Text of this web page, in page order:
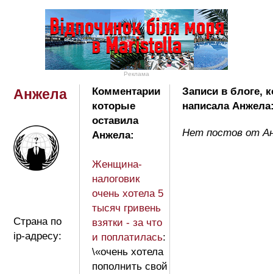
Реклама
Анжела
Страна по
ip-адресу:
Комментарии
которые
оставила
Анжела:
Женщина-
налоговик
очень хотела 5
тысяч гривень
взятки - за что
и поплатилась:
\«очень хотела
пополнить свой
Записи в блоге,
написала
Нет постов от